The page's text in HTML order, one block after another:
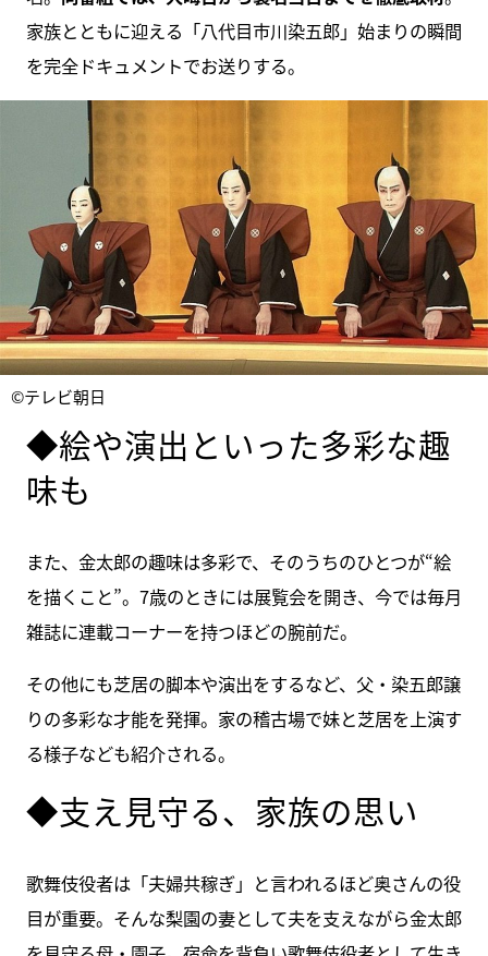
家族とともに迎える「八代目市川染五郎」始まりの瞬間
を完全ドキュメントでお送りする。
©テレビ朝日
◆絵や演出といった多彩な趣
味も
また、金太郎の趣味は多彩で、そのうちのひとつが“絵
を描くこと”。7歳のときには展覧会を開き、今では毎月
雑誌に連載コーナーを持つほどの腕前だ。
その他にも芝居の脚本や演出をするなど、父・染五郎譲
りの多彩な才能を発揮。家の稽古場で妹と芝居を上演す
る様子なども紹介される。
◆支え見守る、家族の思い
歌舞伎役者は「夫婦共稼ぎ」と言われるほど奥さんの役
目が重要。そんな梨園の妻として夫を支えながら金太郎